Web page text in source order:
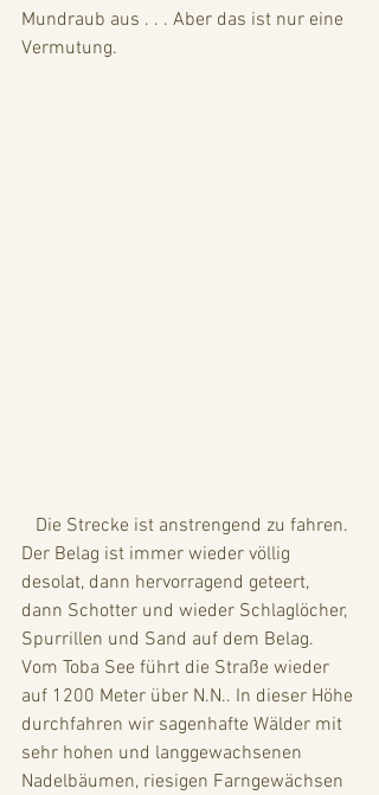
Mundraub aus . . . Aber das ist nur eine
Vermutung.
Der Belag ist immer wieder völlig
desolat, dann hervorragend geteert,
dann Schotter und wieder Schlaglöcher,
Spurrillen und Sand auf dem Belag.
Vom Toba See führt die Straße wieder
auf 1200 Meter über N.N.. In dieser Höhe
durchfahren wir sagenhafte Wälder mit
sehr hohen und langgewachsenen
Nadelbäumen, riesigen Farngewächsen